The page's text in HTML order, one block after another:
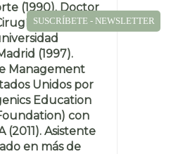
(1990). Doctor
“Cum
(1997).
Management
Unidos por
Education
con
(2011). Asistente
en más de
SUSCRÍBETE - NEWSLETTER